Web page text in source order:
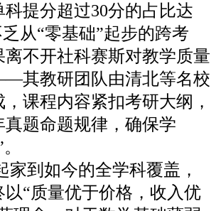
提分超过30分的占比达
从“零基础”起步的跨考
不开社科赛斯对教学质量
其教研团队由清北等名校
课程内容紧扣考研大纲，
真题命题规律，确保学
家到如今的全学科覆盖，
“质量优于价格，收入优